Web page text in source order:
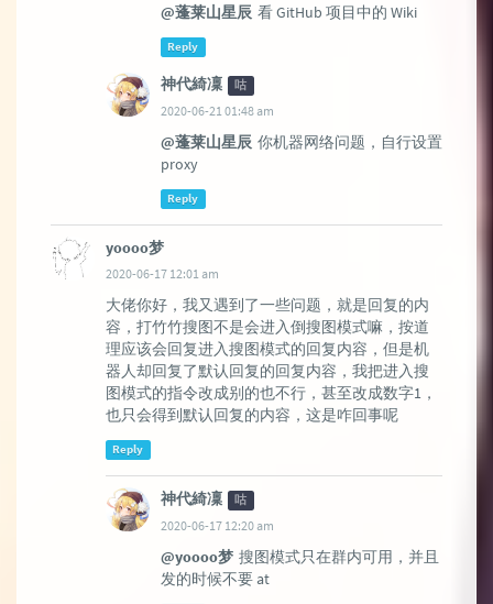
@蓬莱山星辰 看 GitHub 项目中的 Wiki
Reply
神代綺凜 咕
2020-06-21 01:48 am
@蓬莱山星辰 你机器网络问题，自行设置
proxy
Reply
yoooo梦
2020-06-17 12:01 am
大佬你好，我又遇到了一些问题，就是回复的内
容，打竹竹搜图不是会进入倒搜图模式嘛，按道
理应该会回复进入搜图模式的回复内容，但是机
器人却回复了默认回复的回复内容，我把进入搜
图模式的指令改成别的也不行，甚至改成数字1，
也只会得到默认回复的内容，这是咋回事呢
Reply
神代綺凜 咕
2020-06-17 12:20 am
@yoooo梦 搜图模式只在群内可用，并且
发的时候不要 at